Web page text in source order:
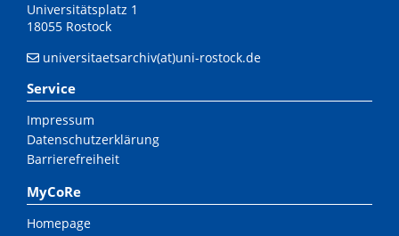
Universitätsplatz 1
18055 Rostock
universitaetsarchiv(at)uni-rostock.de
Service
Impressum
Datenschutzerklärung
Barrierefreiheit
MyCoRe
Homepage